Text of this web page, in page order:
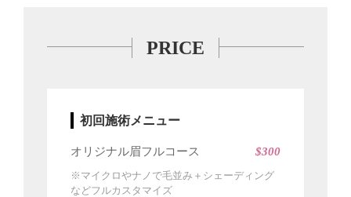
PRICE
初回施術メニュー
オリジナル眉フルコース $300
※マイクロやナノで毛並み＋シェーディング
などフルカスタマイズ